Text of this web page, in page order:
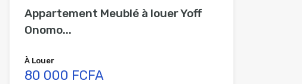
Appartement Meublé à louer Yoff
Onomo...
À Louer
80 000 FCFA